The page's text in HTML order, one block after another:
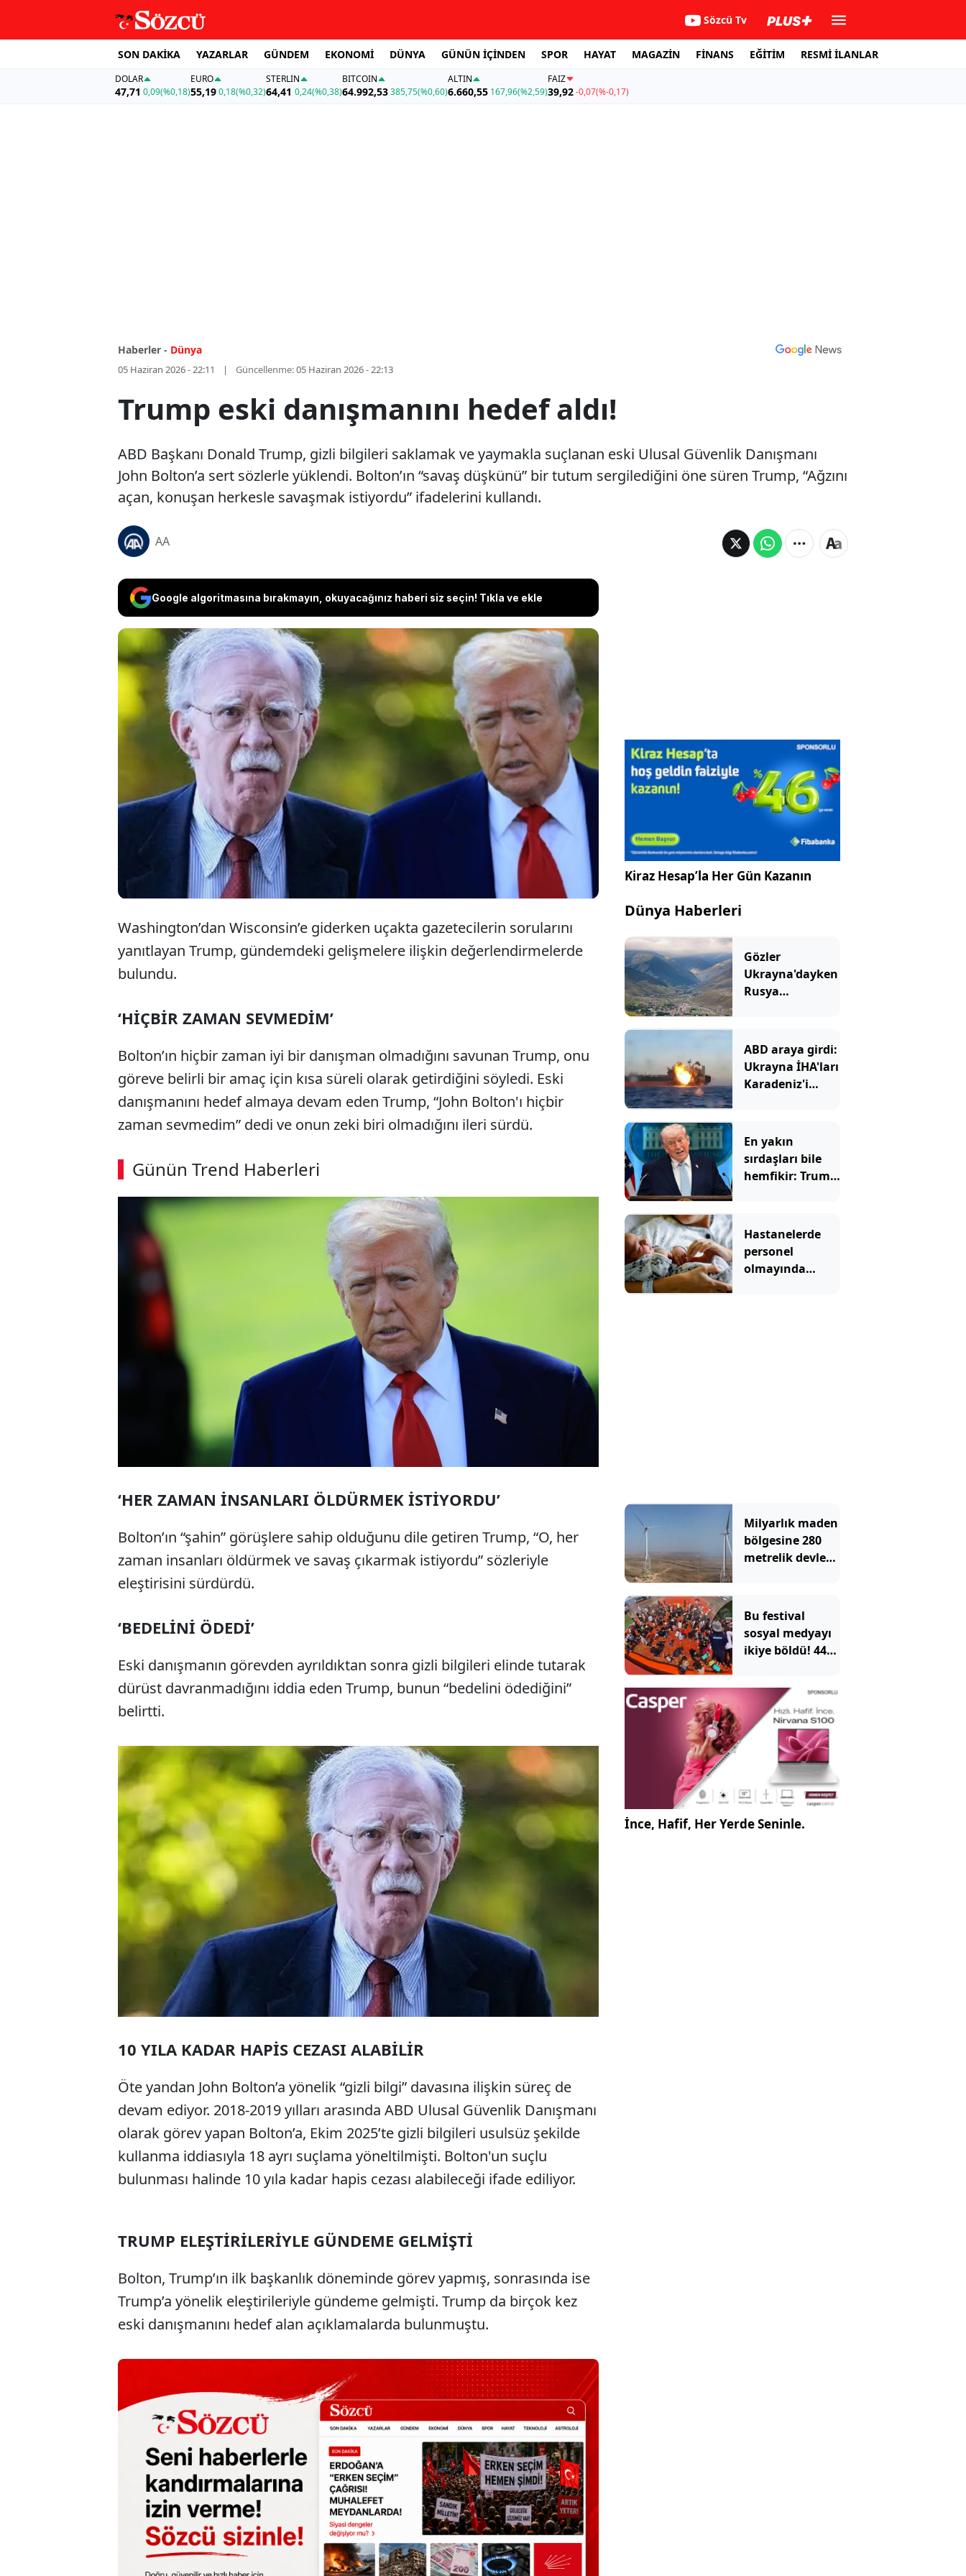
Sözcü Tv
SON DAKİKA YAZARLAR GÜNDEM EKONOMİ DÜNYA GÜNÜN İÇİNDEN SPOR HAYAT MAGAZİN FİNANS EĞİTİM RESMİ İLANLAR
DOLAR
47,71 0,09(%0,18)
EURO
55,19 0,18(%0,32)
STERLIN
64,41 0,24(%0,38)
BITCOIN
64.992,53385,75(%0,60)
ALTIN
6.660,55 167,96(%2,59)
FAİZ
39,92-0,07(%-0,17)
Haberler - Dünya
05 Haziran 2026 - 22:11 Güncellenme:05 Haziran 2026 - 22:13
Trump eski danışmanını hedef aldı!
ABD Başkanı Donald Trump, gizli bilgileri saklamak ve yaymakla suçlanan eski Ulusal Güvenlik Danışmanı
John Bolton’a sert sözlerle yüklendi. Bolton’ın “savaş düşkünü” bir tutum sergilediğini öne süren Trump, “Ağzını
açan, konuşan herkesle savaşmak istiyordu” ifadelerini kullandı.
AA
Google algoritmasına bırakmayın, okuyacağınız haberi siz seçin! Tıkla ve ekle
ABD Başkanı Donald Trump, gizli bilgileri saklamak ve yaymakla
suçlanan eski Ulusal Güvenlik Danışmanı John Bolton’a sert sözlerle
yüklendi. Bolton’ın “savaş düşkünü” bir tutum sergilediğini öne
süren Trump, “Ağzını açan, konuşan herkesle savaşmak istiyordu”
ifadelerini kullandı.
Washington’dan Wisconsin’e giderken uçakta gazetecilerin sorularını
yanıtlayan Trump, gündemdeki gelişmelere ilişkin değerlendirmelerde
bulundu.
‘HİÇBİR ZAMAN SEVMEDİM’
Bolton’ın hiçbir zaman iyi bir danışman olmadığını savunan Trump, onu
göreve belirli bir amaç için kısa süreli olarak getirdiğini söyledi. Eski
danışmanını hedef almaya devam eden Trump, “John Bolton'ı hiçbir
zaman sevmedim” dedi ve onun zeki biri olmadığını ileri sürdü.
Günün Trend Haberleri
‘HER ZAMAN İNSANLARI ÖLDÜRMEK İSTİYORDU’
Bolton’ın “şahin” görüşlere sahip olduğunu dile getiren Trump, “O, her
zaman insanları öldürmek ve savaş çıkarmak istiyordu” sözleriyle
eleştirisini sürdürdü.
‘BEDELİNİ ÖDEDİ’
Eski danışmanın görevden ayrıldıktan sonra gizli bilgileri elinde tutarak
dürüst davranmadığını iddia eden Trump, bunun “bedelini ödediğini”
belirtti.
10 YILA KADAR HAPİS CEZASI ALABİLİR
Öte yandan John Bolton’a yönelik “gizli bilgi” davasına ilişkin süreç de
devam ediyor. 2018-2019 yılları arasında ABD Ulusal Güvenlik Danışmanı
olarak görev yapan Bolton’a, Ekim 2025’te gizli bilgileri usulsüz şekilde
kullanma iddiasıyla 18 ayrı suçlama yöneltilmişti. Bolton'un suçlu
bulunması halinde 10 yıla kadar hapis cezası alabileceği ifade ediliyor.
TRUMP ELEŞTİRİLERİYLE GÜNDEME GELMİŞTİ
Bolton, Trump’ın ilk başkanlık döneminde görev yapmış, sonrasında ise
Trump’a yönelik eleştirileriyle gündeme gelmişti. Trump da birçok kez
eski danışmanını hedef alan açıklamalarda bulunmuştu.
Kiraz Hesap’la Her Gün Kazanın
Dünya Haberleri
Gözler
Ukrayna'dayken
Rusya
sessiz sedasız
toprak
koparıyor
ABD araya girdi:
Ukrayna İHA'ları
Karadeniz'i
En yakın
sırdaşları bile
hemfikir: Trump
Hastanelerde
personel
olmayında
Milyarlık maden
bölgesine 280
metrelik devler
boyutları değil
Bu festival
sosyal medyayı
ikiye böldü! 44
içinde altın
yüzük aradılar
İnce, Hafif, Her Yerde Seninle.